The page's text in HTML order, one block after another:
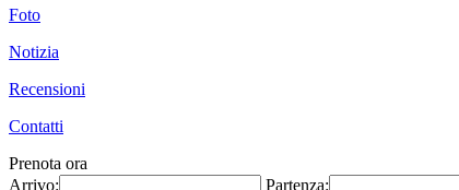
Foto
Notizia
Recensioni
Contatti
Prenota ora
Arrivo:
Partenza: